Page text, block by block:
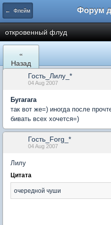
← Флейм
откровенный флуд
«
Назад
Гость_Лилу_*
04 Aug 2007
Бугагага
так вот же=) иногда после
бивать всех хочется=)
Гость_Forg_*
04 Aug 2007
Лилу
Цитата
очередной чуши